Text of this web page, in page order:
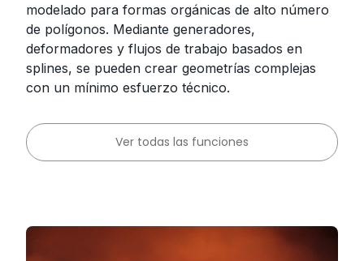
modelado para formas orgánicas de alto número
de polígonos. Mediante generadores,
deformadores y flujos de trabajo basados ​en
splines, se pueden crear geometrías complejas
con un mínimo esfuerzo técnico.
Ver todas las funciones